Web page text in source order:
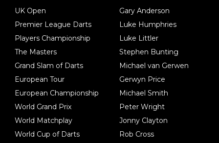
UK Open
Premier League Darts
Players Championship
The Masters
Grand Slam of Darts
European Tour
European Championship
World Grand Prix
World Matchplay
World Cup of Darts
Gary Anderson
Luke Humphries
Luke Littler
Stephen Bunting
Michael van Gerwen
Gerwyn Price
Michael Smith
Peter Wright
Jonny Clayton
Rob Cross